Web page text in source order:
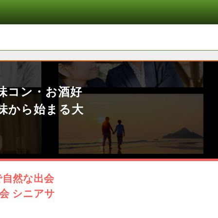
コン・お酒好
から始まる大
然な出会
シニアサ